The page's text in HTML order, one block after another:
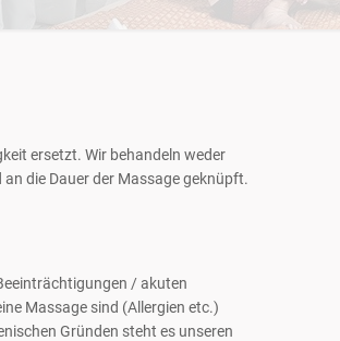
ersetzt. Wir behandeln weder
die Dauer der Massage geknüpft.
/ akuten
Massage sind (Allergien etc.)
Gründen steht es unseren